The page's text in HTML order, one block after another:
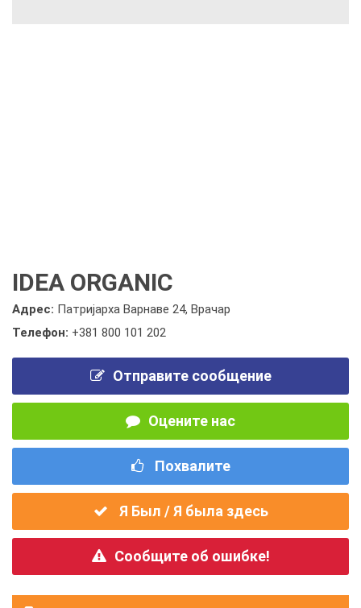
IDEA ORGANIC
Адрес: Патријарха Варнаве 24, Врачар
Телефон: +381 800 101 202
Отправите сообщение
Оцените нас
Похвалите
Я Был / Я была здесь
Сообщите об ошибке!